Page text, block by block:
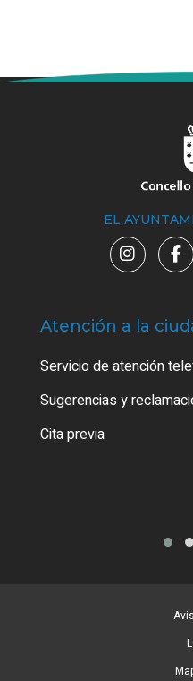
EL
Atención a la
Servicio de atención
Sugerencias y
Cita previa